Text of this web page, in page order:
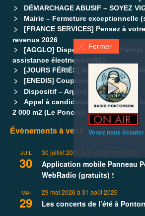
Fermer
Venez nous écouter
DÉMARCHAGE ABUSIF – SOYEZ
Mairie – Fermeture exceptionnelle
[FRANCE SERVICES] Pensez à
revenus 2026
[AGGLO] Dispositif d’aide à l’achat
assistance électrique (VAE)
[JOURS FÉRIÉS] Ramassage des
[ENEDIS] Coupures d’électricités
Dispositif – Argent de poche
Appel à candidatures – Ensemble
2 000 m2 (Le Poncey)
Évènements à venir
JUIL
30
30 juillet 2025 à 31 décembre 2026
Application mobile Panneau
WebRadio (gratuits) !
MAI
29
29 mai 2026 à 31 août 2026
Les concerts de l’été à